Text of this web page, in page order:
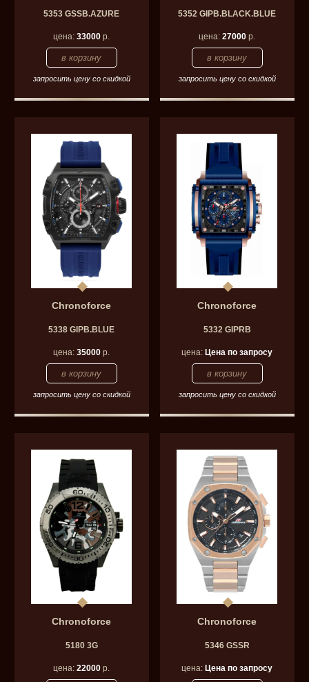
5353 GSSB.AZURE
цена:33000 р.
запросить цену со скидкой
5352 GIPB.BLACK.BLUE
цена:27000 р.
запросить цену со скидкой
Chronoforce
5338 GIPB.BLUE
цена:35000 р.
запросить цену со скидкой
Chronoforce
5332 GIPRB
цена:Цена по запросу
запросить цену со скидкой
Chronoforce
5180 3G
цена:22000 р.
Chronoforce
5346 GSSR
цена:Цена по запросу